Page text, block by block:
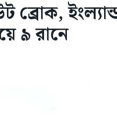
ব্রোক,
৯ রানে